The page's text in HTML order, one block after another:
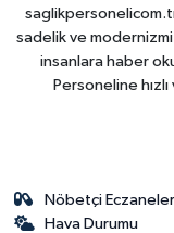
sadelik ve
insanlara haber
Personeline
Nöbetçi Eczaneler
Hava Durumu